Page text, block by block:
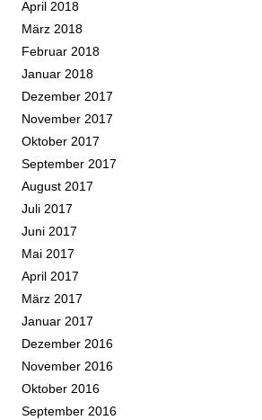
April 2018
März 2018
Februar 2018
Januar 2018
Dezember 2017
November 2017
Oktober 2017
September 2017
August 2017
Juli 2017
Juni 2017
Mai 2017
April 2017
März 2017
Januar 2017
Dezember 2016
November 2016
Oktober 2016
September 2016